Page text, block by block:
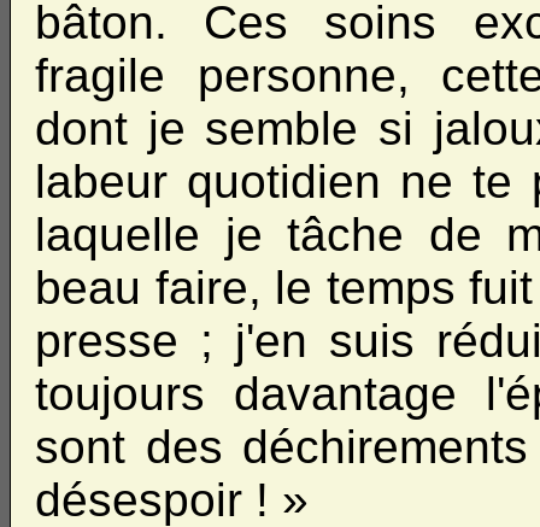
bâton. Ces soins
fragile personne,
dont je semble si
labeur quotidien ne te
laquelle je tâche de
beau faire, le temps
presse ; j'en suis
toujours davantage
sont des
désespoir ! »